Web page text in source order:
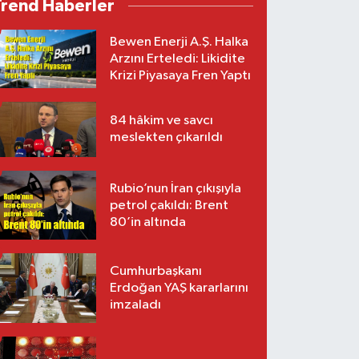
Haberler
Bewen Enerji A.Ş. Halka
Arzını Erteledi: Likidite
Krizi Piyasaya Fren Yaptı
84 hâkim ve savcı
meslekten çıkarıldı
Rubio’nun İran çıkışıyla
petrol çakıldı: Brent
80’in altında
Cumhurbaşkanı
Erdoğan YAŞ kararlarını
imzaladı